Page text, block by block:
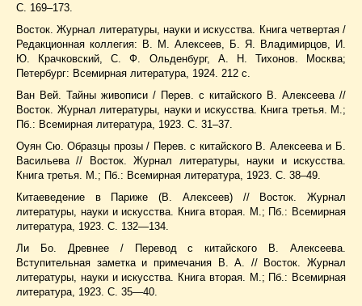
С. 169–173.
Восток. Журнал литературы, науки и искусства. Книга четвертая /
Редакционная коллегия: В. М. Алексеев, Б. Я. Владимирцов, И.
Ю. Крачковский, С. Ф. Ольденбург, А. Н. Тихонов. Москва;
Петербург: Всемирная литература, 1924. 212 с.
Ван Вей. Тайны живописи / Перев. с китайского В. Алексеева //
Восток. Журнал литературы, науки и искусства. Книга третья. М.;
Пб.: Всемирная литература, 1923. С. 31–37.
Оуян Сю. Образцы прозы / Перев. с китайского В. Алексеева и Б.
Васильева // Восток. Журнал литературы, науки и искусства.
Книга третья. М.; Пб.: Всемирная литература, 1923. С. 38–49.
Китаеведение в Париже (В. Алексеев) // Восток. Журнал
литературы, науки и искусства. Книга вторая. М.; Пб.: Всемирная
литература, 1923. С. 132—134.
Ли Бо. Древнее / Перевод с китайского В. Алексеева.
Вступительная заметка и примечания В. А. // Восток. Журнал
литературы, науки и искусства. Книга вторая. М.; Пб.: Всемирная
литература, 1923. С. 35—40.